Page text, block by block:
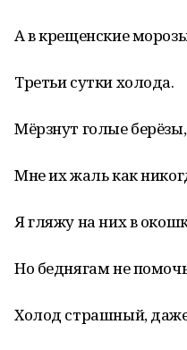
А в крещенские
Третьи сутки холода.
Мёрзнут голые берёзы,
Мне их жаль как
Я гляжу на них в
Но беднягам не
Холод страшный,